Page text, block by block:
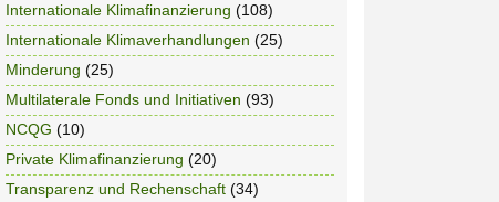
Internationale Klimafinanzierung (108)
Internationale Klimaverhandlungen (25)
Minderung (25)
Multilaterale Fonds und Initiativen (93)
NCQG (10)
Private Klimafinanzierung (20)
Transparenz und Rechenschaft(34)